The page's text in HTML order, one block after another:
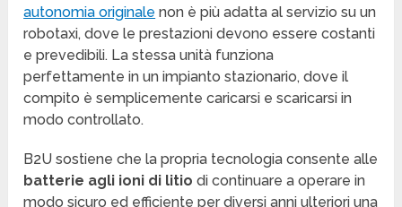
autonomia originale non è più adatta al servizio su un
robotaxi, dove le prestazioni devono essere costanti
e prevedibili. La stessa unità funziona
perfettamente in un impianto stazionario, dove il
compito è semplicemente caricarsi e scaricarsi in
modo controllato.
B2U sostiene che la propria tecnologia consente alle
batterie agli ioni di litio di continuare a operare in
modo sicuro ed efficiente per diversi anni ulteriori una